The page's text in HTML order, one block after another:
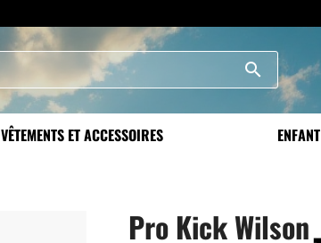
search
VÊTEMENTS ET ACCESSOIRES ENFANT
Pro Kick Wilson